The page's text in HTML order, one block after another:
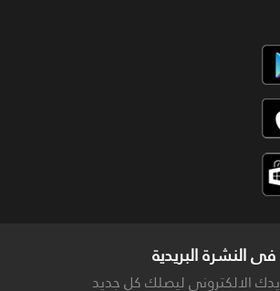
النشرة البريدية
الالكترونى ليصلك كل جديد